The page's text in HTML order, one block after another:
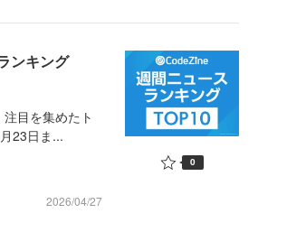
ンキング
目を集めたト
23日ま...
2026/04/27
0